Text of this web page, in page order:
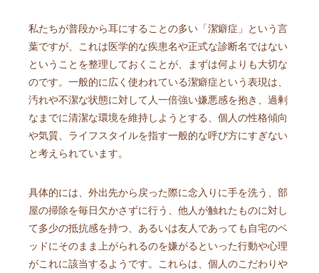
私たちが普段から耳にすることの多い「潔癖症」という言
葉ですが、これは医学的な疾患名や正式な診断名ではない
ということを整理しておくことが、まずは何よりも大切な
のです。一般的に広く使われている潔癖症という表現は、
汚れや不潔な状態に対して人一倍強い嫌悪感を抱き、過剰
なまでに清潔な環境を維持しようとする、個人の性格傾向
や気質、ライフスタイルを指す一般的な呼び方にすぎない
と考えられています。
具体的には、外出先から戻った際に念入りに手を洗う、部
屋の掃除を毎日欠かさずに行う、他人が触れたものに対し
て多少の抵抗感を持つ、あるいは友人であっても自宅のベ
ッドにそのまま上がられるのを嫌がるといった行動や心理
がこれに該当するようです。これらは、個人のこだわりや